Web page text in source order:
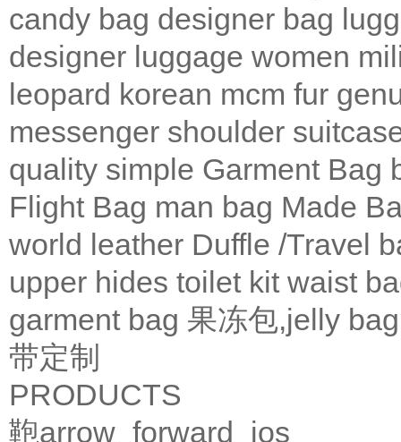
candy bag designer bag
designer luggage women
leopard korean mcm fur
messenger shoulder
quality simple Garment Bag
Flight Bag man bag Made
world leather Duffle /Travel
upper hides toilet kit waist
garment bag 果冻包,jelly bag
带定制
PRODUCTS
鞄arrow_forward_ios